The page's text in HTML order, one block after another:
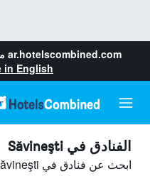
ar.hotelscombined.com
in English
الفنادق في Săvineşti